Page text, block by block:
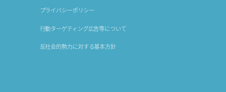
プライバシーポリシー
行動ターゲティング広告等について
反社会的勢力に対する基本方針